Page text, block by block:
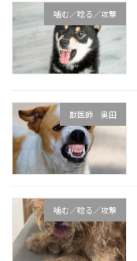
噛む／唸る／攻撃
獣医師 奥田
噛む／唸る／攻撃